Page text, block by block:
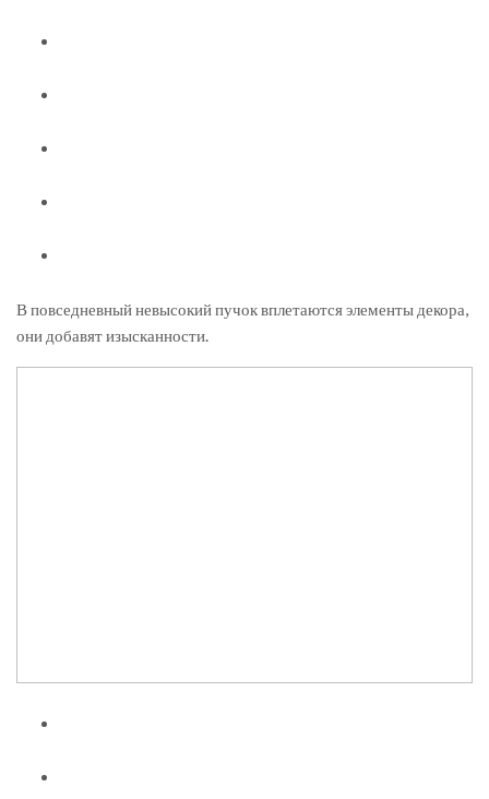
В повседневный невысокий пучок вплетаются элементы декора,
они добавят изысканности.